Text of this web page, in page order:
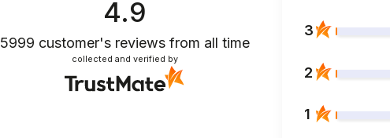
4.9
5999 customer's reviews from all time
collected and verified by
3
2
1